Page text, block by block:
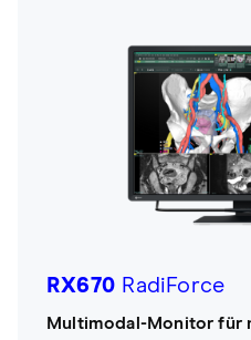
RX670 RadiForce
Multimodal-Monitor für